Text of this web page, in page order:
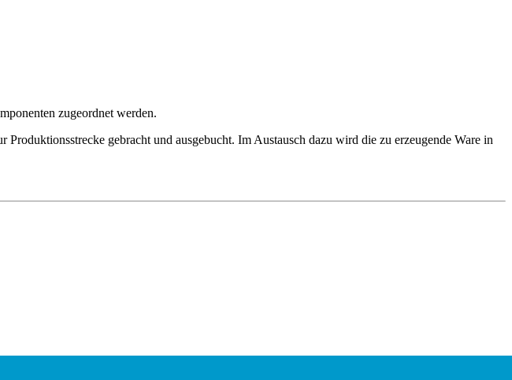
zugeordnet werden.
gebracht und ausgebucht. Im Austausch dazu wird die zu erzeugende Ware in